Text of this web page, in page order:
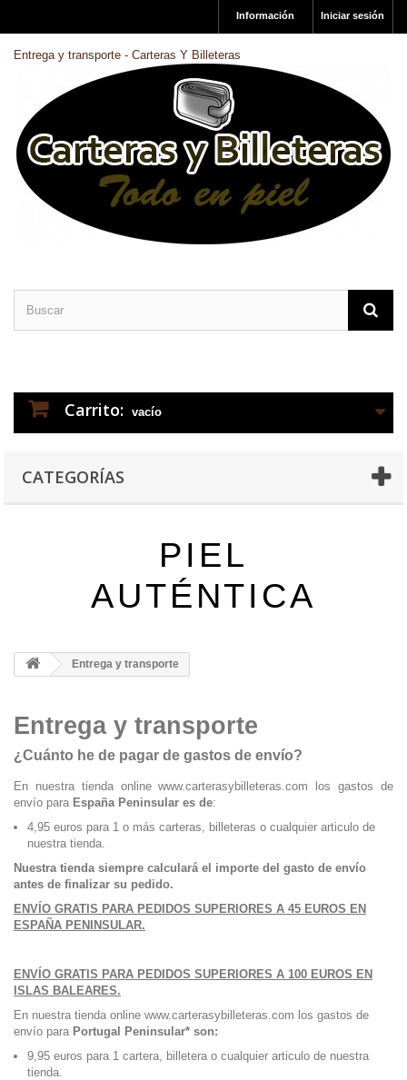
Iniciar sesión
Información
Entrega y transporte - Carteras Y Billeteras
Carrito: vacío
CATEGORÍAS
PIEL
AUTÉNTICA
Entrega y transporte
Entrega y transporte
¿Cuánto he de pagar de gastos de envío?
En nuestra tienda online www.carterasybilleteras.com los gastos de
envío para España Peninsular es de:
4,95 euros para 1 o más carteras, billeteras o cualquier articulo de
nuestra tienda.
Nuestra tienda siempre calculará el importe del gasto de envío
antes de finalizar su pedido.
ENVÍO GRATIS PARA PEDIDOS SUPERIORES A 45 EUROS EN
ESPAÑA PENINSULAR.
ENVÍO GRATIS PARA PEDIDOS SUPERIORES A 100 EUROS EN
ISLAS BALEARES.
En nuestra tienda online www.carterasybilleteras.com los gastos de
envío para Portugal Peninsular* son:
9,95 euros para 1 cartera, billetera o cualquier articulo de nuestra
tienda.